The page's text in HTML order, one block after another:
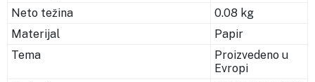
Neto težina
0.08 kg
Materijal
Papir
Tema
Proizvedeno u
Evropi